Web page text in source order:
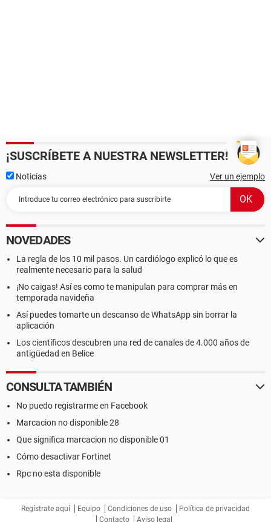
¡SUSCRÍBETE A NUESTRA NEWSLETTER!
Noticias Ver un ejemplo
NOVEDADES
La regla de los 10 mil pasos. Un cardiólogo explicó lo que es
realmente necesario para la salud
¡No caigas! Así es como te manipulan para comprar más en
temporada navideña
Así puedes tomarte un descanso de WhatsApp sin borrar la
aplicación
Los científicos descubren una red de canales de 4.000 años de
antigüedad en Belice
CONSULTA TAMBIÉN
No puedo registrarme en Facebook
Marcacion no disponible 28
Que significa marcacion no disponible 01
Cómo desactivar Fortinet
Rpc no esta disponible
Regístrate aquí Equipo Condiciones de uso
Política de privacidad
Contacto
Aviso legal